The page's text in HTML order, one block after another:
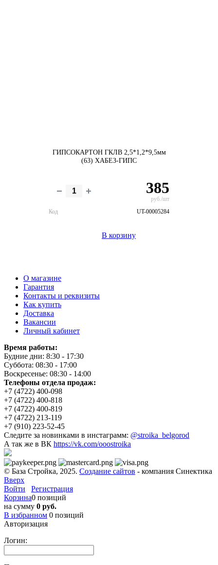
ГИПСОКАРТОН ГКЛВ 2,5*1,2*9,5мм
(63) ХАБЕЗ-ГИПС
385
руб./шт
Код
UT-00005284
В корзину
О магазине
Гарантия
Контакты и реквизиты
Как купить
Доставка
Вакансии
Личный кабинет
Время работы:
Будние дни: 8:30 - 17:30
Суббота: 08:30 - 17:00
Воскресенье: 08:30 - 14:00
Телефоны отдела продаж:
+7 (4722) 400-098
+7 (4722) 400-818
+7 (4722) 400-819
+7 (4722) 213-119
+7 (910) 223-52-45
Следите за новинками в инстаграмм: @stroika_belgorod
А так же в ВК https://vk.com/ooostroika
© База Стройка, 2025. Создание сайтов - компания Синектика
Вверх
Войти
Регистрация
Корзина0 позиций
на сумму 0 руб.
В избранном 0 позиций
Авторизация
Логин: